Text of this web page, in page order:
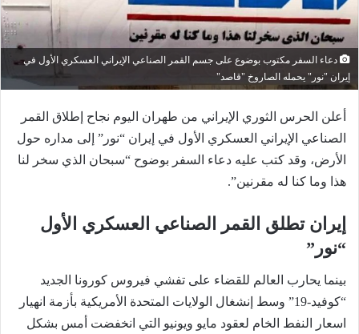
دعاء السفر مكتوب بوضوع على جسم القمر الصناعي الإيراني العسكري الأول في
إيران "نور" يحمله الصاروخ "قاصد"
أعلن الحرس الثوري الإيراني من طهران اليوم نجاح إطلاق القمر
الصناعي الإيراني العسكري الأول في إيران “نور” إلى مداره حول
الأرض، وقد كتب عليه دعاء السفر بوضوح “سبحان الذي سخر لنا
هذا وما كنا له مقرنين”.
إيران تطلق القمر الصناعي العسكري الأول
“نور”
بينما يحارب العالم للقضاء على تفشي فيروس كورونا الجديد
“كوفيد-19” وسط إنشغال الولايات المتحدة الأمريكية بأزمة انهيار
اسعار النفط الخام لعقود مايو ويونيو التي انخفضت أمس بشكل